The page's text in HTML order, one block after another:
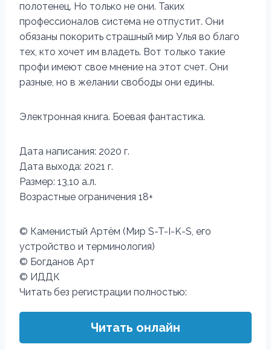
полотенец. Но только не они. Таких
профессионалов система не отпустит. Они
обязаны покорить страшный мир Улья во благо
тех, кто хочет им владеть. Вот только такие
профи имеют свое мнение на этот счет. Они
разные, но в желании свободы они едины.
Электронная книга. Боевая фантастика.
Дата написания: 2020 г.
Дата выхода: 2021 г.
Размер: 13,10 а.л.
Возрастные ограничения 18+
© Каменистый Артём (Мир S-T-I-K-S, его
устройство и терминология)
© Богданов Арт
© ИДДК
Читать без регистрации полностью:
Читать онлайн